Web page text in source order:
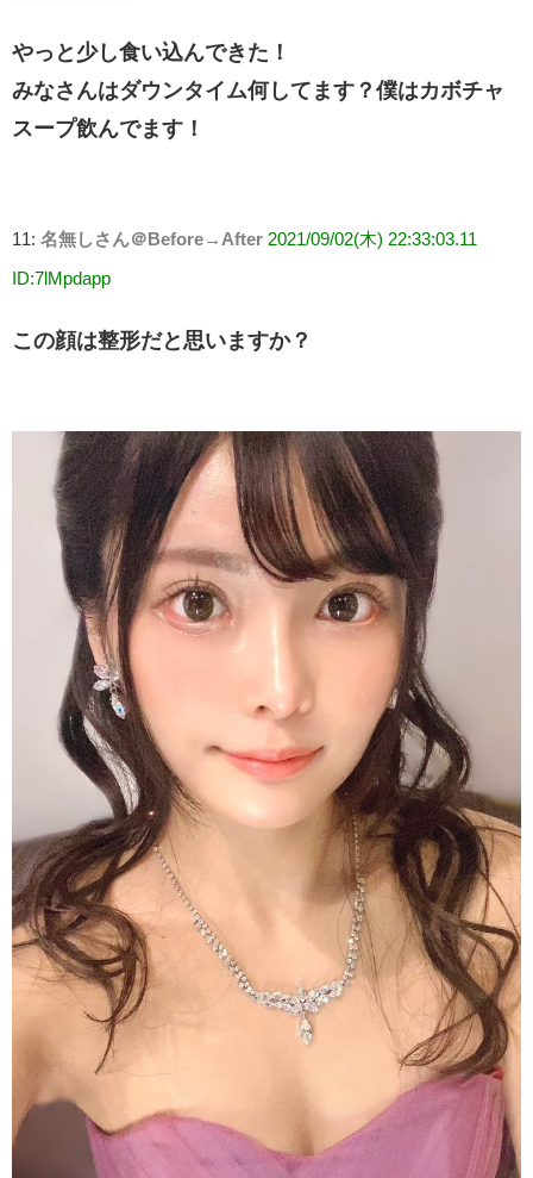
やっと少し食い込んできた！
みなさんはダウンタイム何してます？僕はカボチャ
スープ飲んでます！
11: 名無しさん＠Before→After 2021/09/02(木) 22:33:03.11
ID:7lMpdapp
この顔は整形だと思いますか？